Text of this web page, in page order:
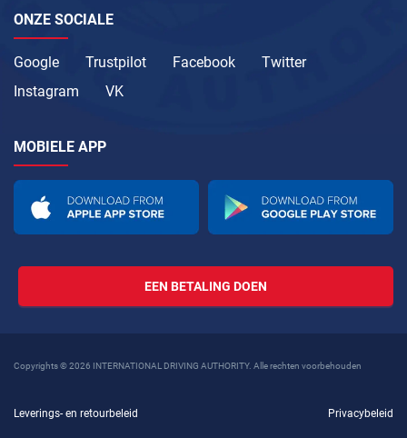
ONZE SOCIALE
Google Trustpilot Facebook
Twitter
Instagram
VK
MOBIELE APP
EEN BETALING DOEN
Copyrights © 2026 INTERNATIONAL DRIVING AUTHORITY. Alle rechten voorbehouden
Leverings- en retourbeleid Privacybeleid